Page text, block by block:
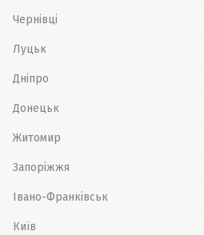
Чернівці
Луцьк
Дніпро
Донецьк
Житомир
Запоріжжя
Івано-Франківськ
Київ